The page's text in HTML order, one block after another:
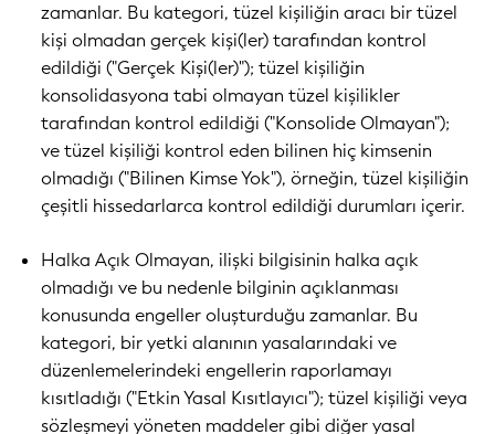
zamanlar. Bu kategori, tüzel kişiliğin aracı bir tüzel
kişi olmadan gerçek kişi(ler) tarafından kontrol
edildiği ("Gerçek Kişi(ler)"); tüzel kişiliğin
konsolidasyona tabi olmayan tüzel kişilikler
tarafından kontrol edildiği ("Konsolide Olmayan");
ve tüzel kişiliği kontrol eden bilinen hiç kimsenin
olmadığı ("Bilinen Kimse Yok"), örneğin, tüzel kişiliğin
çeşitli hissedarlarca kontrol edildiği durumları içerir.
Halka Açık Olmayan, ilişki bilgisinin halka açık
olmadığı ve bu nedenle bilginin açıklanması
konusunda engeller oluşturduğu zamanlar. Bu
kategori, bir yetki alanının yasalarındaki ve
düzenlemelerindeki engellerin raporlamayı
kısıtladığı ("Etkin Yasal Kısıtlayıcı"); tüzel kişiliği veya
sözleşmeyi yöneten maddeler gibi diğer yasal